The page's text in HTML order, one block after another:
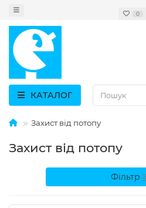
0
КАТАЛОГ
Захист від потопу
Захист від потопу
Фільтр